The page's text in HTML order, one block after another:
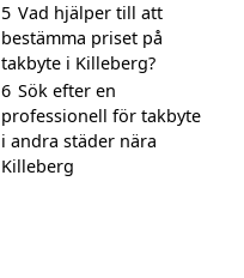
5 Vad hjälper till att
bestämma priset på
takbyte i Killeberg?
6 Sök efter en
professionell för takbyte
i andra städer nära
Killeberg